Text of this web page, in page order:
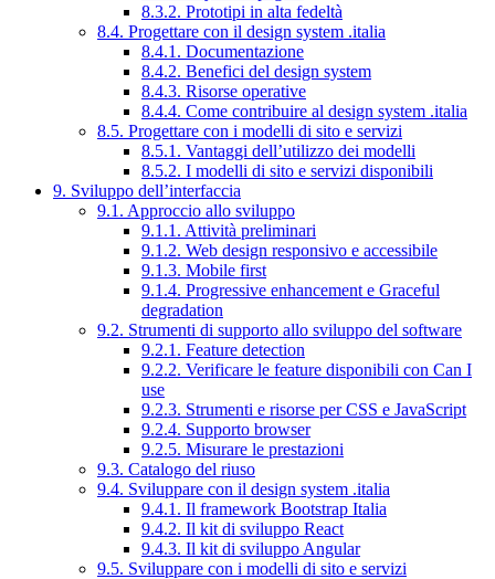
8.3.2. Prototipi in alta fedeltà
8.4. Progettare con il design system .italia
8.4.1. Documentazione
8.4.2. Benefici del design system
8.4.3. Risorse operative
8.4.4. Come contribuire al design system .italia
8.5. Progettare con i modelli di sito e servizi
8.5.1. Vantaggi dell’utilizzo dei modelli
8.5.2. I modelli di sito e servizi disponibili
9. Sviluppo dell’interfaccia
9.1. Approccio allo sviluppo
9.1.1. Attività preliminari
9.1.2. Web design responsivo e accessibile
9.1.3. Mobile first
9.1.4. Progressive enhancement e Graceful
degradation
9.2. Strumenti di supporto allo sviluppo del software
9.2.1. Feature detection
9.2.2. Verificare le feature disponibili con Can I
use
9.2.3. Strumenti e risorse per CSS e JavaScript
9.2.4. Supporto browser
9.2.5. Misurare le prestazioni
9.3. Catalogo del riuso
9.4. Sviluppare con il design system .italia
9.4.1. Il framework Bootstrap Italia
9.4.2. Il kit di sviluppo React
9.4.3. Il kit di sviluppo Angular
9.5. Sviluppare con i modelli di sito e servizi